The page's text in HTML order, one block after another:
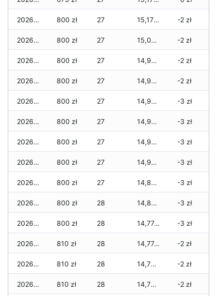
2026-07-28 800 zł 27 15,179 zł -2 zł
2026-07-27 800 zł 27 15,089 zł -2 zł
2026-07-26 800 zł 27 14,989 zł -2 zł
2026-07-24 800 zł 27 14,989 zł -2 zł
2026-07-23 800 zł 27 14,989 zł -3 zł
2026-07-22 800 zł 27 14,969 zł -3 zł
2026-07-21 800 zł 27 14,969 zł -3 zł
2026-07-20 800 zł 27 14,949 zł -3 zł
2026-07-18 800 zł 27 14,874 zł -3 zł
2026-07-17 800 zł 28 14,864 zł -3 zł
2026-07-16 800 zł 28 14,774 zł -3 zł
2026-07-15 810 zł 28 14,774 zł -2 zł
2026-07-14 810 zł 28 14,754 zł -2 zł
2026-07-13 810 zł 28 14,754 zł -2 zł